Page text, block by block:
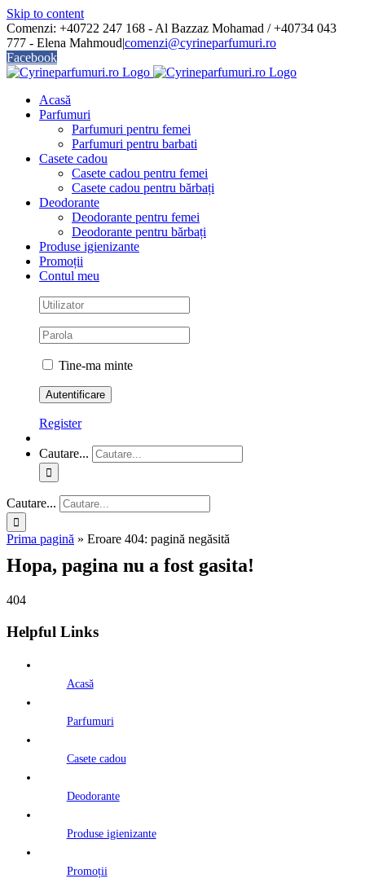
Skip to content
Comenzi: +40722 247 168 - Al Bazzaz Mohamad / +40734 043
777 - Elena Mahmoud|comenzi@cyrineparfumuri.ro
Facebook
Acasă
Parfumuri
Parfumuri pentru femei
Parfumuri pentru barbati
Casete cadou
Casete cadou pentru femei
Casete cadou pentru bărbați
Deodorante
Deodorante pentru femei
Deodorante pentru bărbați
Produse igienizante
Promoții
Contul meu
Tine-ma minte
Register
Cautare...
Cautare...
Prima pagină » Eroare 404: pagină negăsită
Hopa, pagina nu a fost gasita!
404
Helpful Links
Acasă
Parfumuri
Casete cadou
Deodorante
Produse igienizante
Promoții